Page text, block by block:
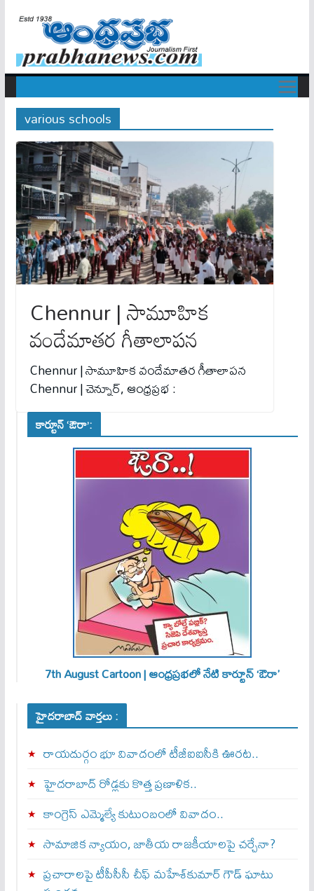
various schools
Chennur | సామూహిక
వందేమాతర గీతాలాపన
Chennur | సామూహిక వందేమాతర గీతాలాపన
Chennur | చెన్నూర్, ఆంధ్రప్రభ :
కార్టూన్ ‘ఔరా’:
7th August Cartoon | ఆంధ్రప్రభలో నేటి కార్టూన్ ‘ఔరా’
హైదరాబాద్ వార్తలు :
రాయదుర్గం భూ వివాదంలో టీజీఐఐసీకి ఊరట..
హైదరాబాద్ రోడ్లకు కొత్త ప్రణాళిక..
కాంగ్రెస్ ఎమ్మెల్యే కుటుంబంలో వివాదం..
సామాజిక న్యాయం, జాతీయ రాజకీయాలపై చర్చేనా?
ప్రచారాలపై టీపీసీసీ చీఫ్ మహేశ్‌కుమార్ గౌడ్ ఘాటు